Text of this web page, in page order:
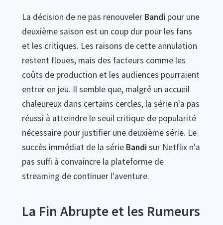
La décision de ne pas renouveler Bandi pour une
deuxième saison est un coup dur pour les fans
et les critiques. Les raisons de cette annulation
restent floues, mais des facteurs comme les
coûts de production et les audiences pourraient
entrer en jeu. Il semble que, malgré un accueil
chaleureux dans certains cercles, la série n'a pas
réussi à atteindre le seuil critique de popularité
nécessaire pour justifier une deuxième série. Le
succès immédiat de la série Bandi sur Netflix n'a
pas suffi à convaincre la plateforme de
streaming de continuer l'aventure.
La Fin Abrupte et les Rumeurs